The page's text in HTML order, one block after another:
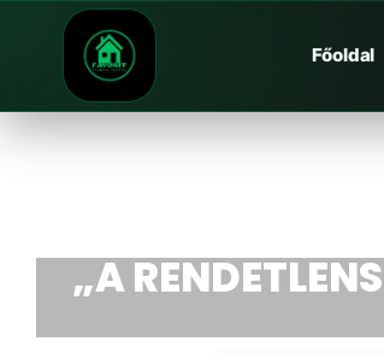
Főoldal
„A